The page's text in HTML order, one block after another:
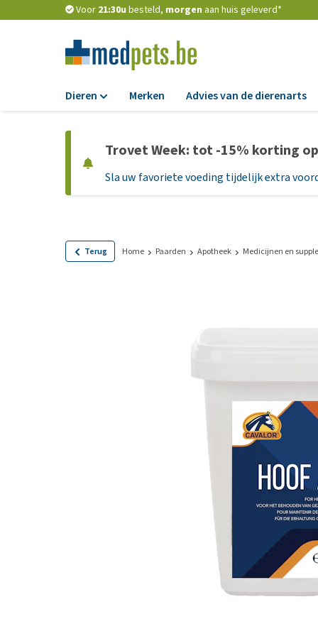
Voor 21:30u besteld, morgen aan huis geleverd*
Dieren
Hondenbrokken
Natvoer
Graanvrij
Bekijk alles
Merken Advies van de dierenarts
Trovet Week: tot -15% korting
Sla uw favoriete voeding tijdelijk extra
Terug Home Paarden Apotheek Medicijnen en